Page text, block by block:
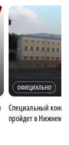
ОФИЦИАЛЬНО
Специальный
пройдет в Нижнем